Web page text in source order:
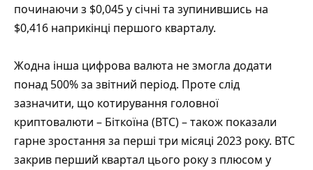
починаючи з $0,045 у січні та зупинившись на
$0,416 наприкінці першого кварталу.
Жодна інша цифрова валюта не змогла додати
понад 500% за звітний період. Проте слід
зазначити, що котирування головної
криптовалюти – Біткоїна (BTC) – також показали
гарне зростання за перші три місяці 2023 року. BTC
закрив перший квартал цього року з плюсом у